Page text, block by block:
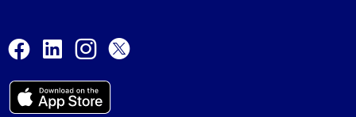
Facebook
LinkedInInstagram